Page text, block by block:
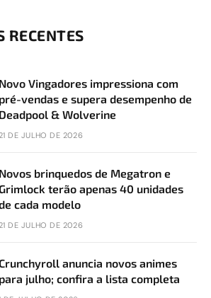
RECENTES
Novo Vingadores impressiona com
pré-vendas e supera desempenho de
Deadpool & Wolverine
DE JULHO DE 2026
Novos brinquedos de Megatron e
terão apenas 40 unidades
cada modelo
DE JULHO DE 2026
anuncia novos animes
para julho; confira a lista completa